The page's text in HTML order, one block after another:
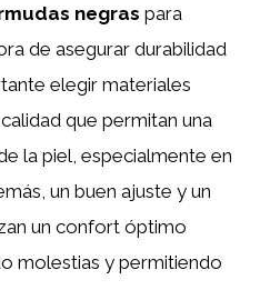
negras para
de asegurar durabilidad
elegir materiales
que permitan una
la piel, especialmente en
un buen ajuste y un
un confort óptimo
molestias y permitiendo